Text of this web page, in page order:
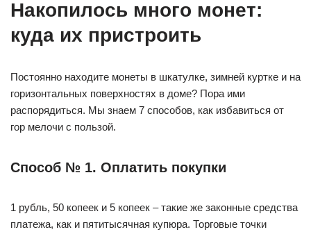
Накопилось много монет:
куда их пристроить
Постоянно находите монеты в шкатулке, зимней куртке и на
горизонтальных поверхностях в доме? Пора ими
распорядиться. Мы знаем 7 способов, как избавиться от
гор мелочи с пользой.
Способ № 1. Оплатить покупки
1 рубль, 50 копеек и 5 копеек – такие же законные средства
платежа, как и пятитысячная купюра. Торговые точки